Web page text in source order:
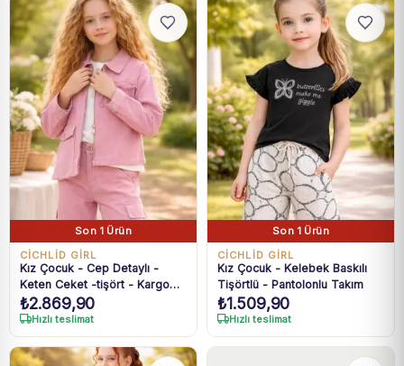
Son 1 Ürün
CİCHLİD GİRL
Kız Çocuk - Cep Detaylı -
Keten Ceket -tişört - Kargo
Cepli Kot Pantolonlu Takım
₺2.869,90
Hızlı teslimat
Son 1 Ürün
CİCHLİD GİRL
Kız Çocuk - Kelebek Baskılı
Tişörtlü - Pantolonlu Takım
₺1.509,90
Hızlı teslimat